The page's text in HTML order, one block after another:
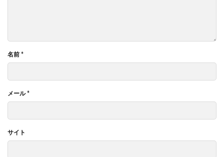
名前 *
メール*
サイト